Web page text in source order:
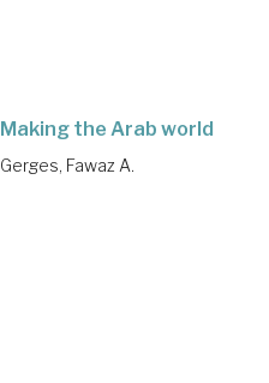
Making the Arab world
Gerges, Fawaz A.